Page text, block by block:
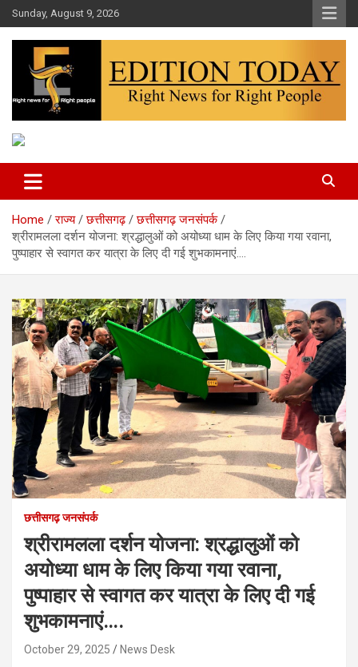
Skip
to
content
Sunday, August 9, 2026
Edition Today
Home राज्य छत्तीसगढ़
छत्तीसगढ़ जनसंपर्क
श्रीरामलला दर्शन योजना: श्रद्धालुओं को अयोध्या धाम के लिए किया गया रवाना,
पुष्पाहार से स्वागत कर यात्रा के लिए दी गई शुभकामनाएं….
छत्तीसगढ़ जनसंपर्क
श्रीरामलला दर्शन योजना: श्रद्धालुओं को
अयोध्या धाम के लिए किया गया रवाना,
पुष्पाहार से स्वागत कर यात्रा के लिए दी गई
शुभकामनाएं….
October 29, 2025 News Desk